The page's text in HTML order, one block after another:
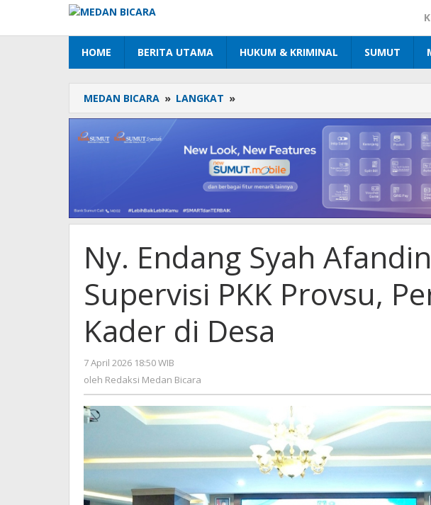
konten
HOME BERITA UTAMA HUKUM & KRIMINAL SUMUT
MEDAN BICARA » LANGKAT »
Endang
Afandin
Sambut
Supervisi
PKK
Perkuat
Kader
di
Desa
Ny. Endang Syah
Supervisi PKK Provsu,
Kader di Desa
7 April 2026 18:50 WIB
Redaksi
Bicara
oleh Redaksi Medan Bicara